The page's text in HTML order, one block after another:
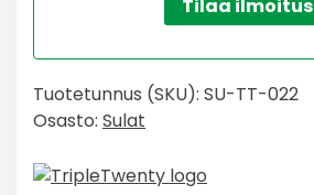
Tilaa ilmoitus
Tuotetunnus (SKU): SU-TT-022
Osasto: Sulat